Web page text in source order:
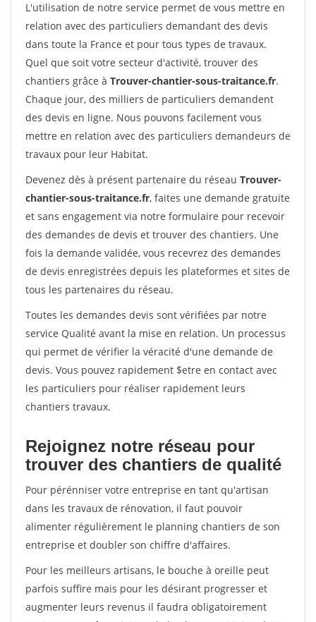
L'utilisation de notre service permet de vous mettre en
relation avec des particuliers demandant des devis
dans toute la France et pour tous types de travaux.
Quel que soit votre secteur d'activité, trouver des
chantiers grâce à Trouver-chantier-sous-traitance.fr.
Chaque jour, des milliers de particuliers demandent
des devis en ligne. Nous pouvons facilement vous
mettre en relation avec des particuliers demandeurs de
travaux pour leur Habitat.
Devenez dès à présent partenaire du réseau Trouver-
chantier-sous-traitance.fr, faites une demande gratuite
et sans engagement via notre formulaire pour recevoir
des demandes de devis et trouver des chantiers. Une
fois la demande validée, vous recevrez des demandes
de devis enregistrées depuis les plateformes et sites de
tous les partenaires du réseau.
Toutes les demandes devis sont vérifiées par notre
service Qualité avant la mise en relation. Un processus
qui permet de vérifier la véracité d'une demande de
devis. Vous pouvez rapidement $etre en contact avec
les particuliers pour réaliser rapidement leurs
chantiers travaux.
Rejoignez notre réseau pour
trouver des chantiers de qualité
Pour pérénniser votre entreprise en tant qu'artisan
dans les travaux de rénovation, il faut pouvoir
alimenter régulièrement le planning chantiers de son
entreprise et doubler son chiffre d'affaires.
Pour les meilleurs artisans, le bouche à oreille peut
parfois suffire mais pour les désirant progresser et
augmenter leurs revenus il faudra obligatoirement